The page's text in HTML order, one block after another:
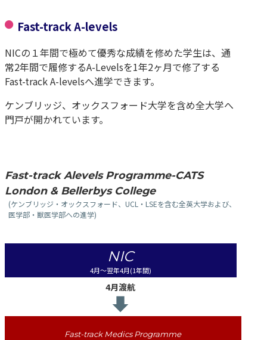
Fast-track A-levels
NICの１年間で極めて優秀な成績を修めた学生は、通
常2年間で履修するA-Levelsを1年2ヶ月で修了する
Fast-track A-levelsへ進学できます。
ケンブリッジ、オックスフォード大学を含め全大学へ
門戸が開かれています。
Fast-track Alevels Programme-CATS
London & Bellerbys College
(ケンブリッジ・オックスフォード、UCL・LSEを含む全英大学および、
医学部・獣医学部への進学)
NIC
4月〜翌年4月(1年間)
4月渡航
Fast-track Medics Programme